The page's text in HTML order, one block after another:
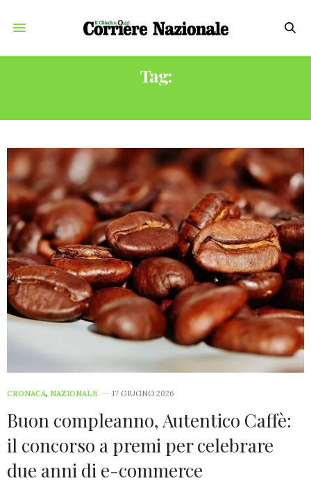
Tag:
CRONACA, NAZIONALE 17 GIUGNO 2026
Buon compleanno, Autentico Caffè:
il concorso a premi per celebrare
due anni di e-commerce